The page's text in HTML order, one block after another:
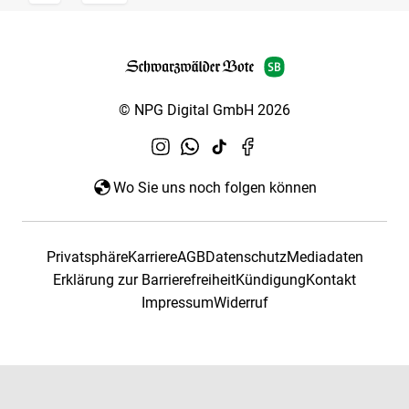
© NPG Digital GmbH 2026
Wo Sie uns noch folgen können
PrivatsphäreKarriereAGBDatenschutzMediadaten
Erklärung zur BarrierefreiheitKündigungKontakt
ImpressumWiderruf